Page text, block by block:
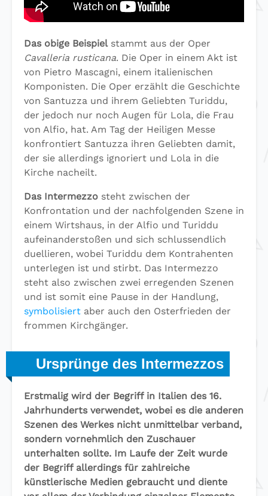
Das obige Beispielstammt aus der Oper
Cavalleria rusticana. Die Oper in einem Akt ist
von Pietro Mascagni, einem italienischen
Komponisten. Die Oper erzählt die Geschichte
von Santuzza und ihrem Geliebten Turiddu,
der jedoch nur noch Augen für Lola, die Frau
von Alfio, hat. Am Tag der Heiligen Messe
konfrontiert Santuzza ihren Geliebten damit,
der sie allerdings ignoriert und Lola in die
Kirche nacheilt.
Das Intermezzo steht zwischen der
Konfrontation und der nachfolgenden Szene in
einem Wirtshaus, in der Alfio und Turiddu
aufeinanderstoßen und sich schlussendlich
duellieren, wobei Turiddu dem Kontrahenten
unterlegen ist und stirbt. Das Intermezzo
steht also zwischen zwei erregenden Szenen
und ist somit eine Pause in der Handlung,
symbolisiert aber auch den Osterfrieden der
frommen Kirchgänger.
Ursprünge des Intermezzos
Erstmalig wird der Begriff in Italien des 16.
Jahrhunderts verwendet, wobei es die anderen
Szenen des Werkes nicht unmittelbar verband,
sondern vornehmlich den Zuschauer
unterhalten sollte. Im Laufe der Zeit wurde
der Begriff allerdings für zahlreiche
künstlerische Medien gebraucht und diente